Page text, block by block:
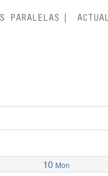
PARALELAS
10 Mon